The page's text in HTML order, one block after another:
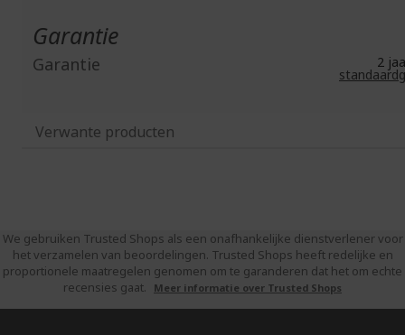
Garantie
Garantie 2
Verwante producten
We gebruiken Trusted Shops als een onafhankelijke dienstverlener voor
het verzamelen van beoordelingen. Trusted Shops heeft redelijke en
proportionele maatregelen genomen om te garanderen dat het om echte
recensies gaat.
Meer informatie over Trusted Shops